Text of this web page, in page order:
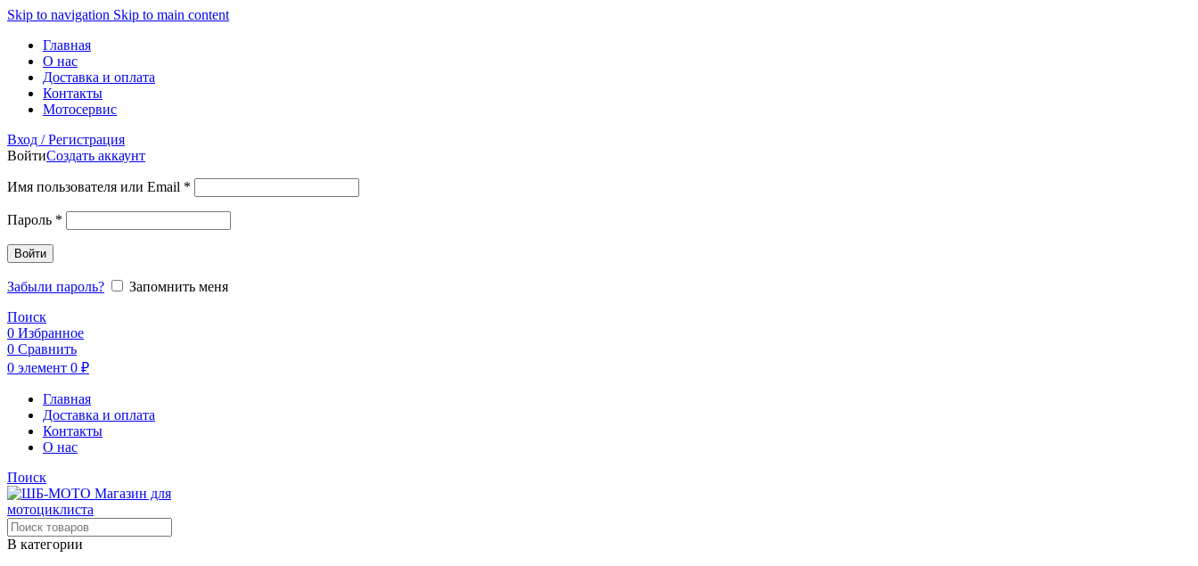
Skip to navigation Skip to main content
Главная
О нас
Доставка и оплата
Контакты
Мотосервис
Вход / Регистрация
ВойтиСоздать аккаунт
Имя пользователя или Email *
Пароль *
Войти
Забыли пароль?
Запомнить меня
Поиск
0 Избранное
0 Сравнить
0 элемент 0 ₽
Главная
Доставка и оплата
Контакты
О нас
Поиск
В категории